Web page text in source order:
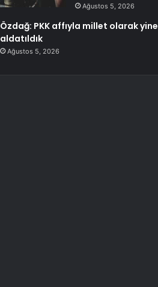
Ağustos 5, 2026
Özdağ: PKK affıyla millet olarak yine
aldatıldık
Ağustos 5, 2026